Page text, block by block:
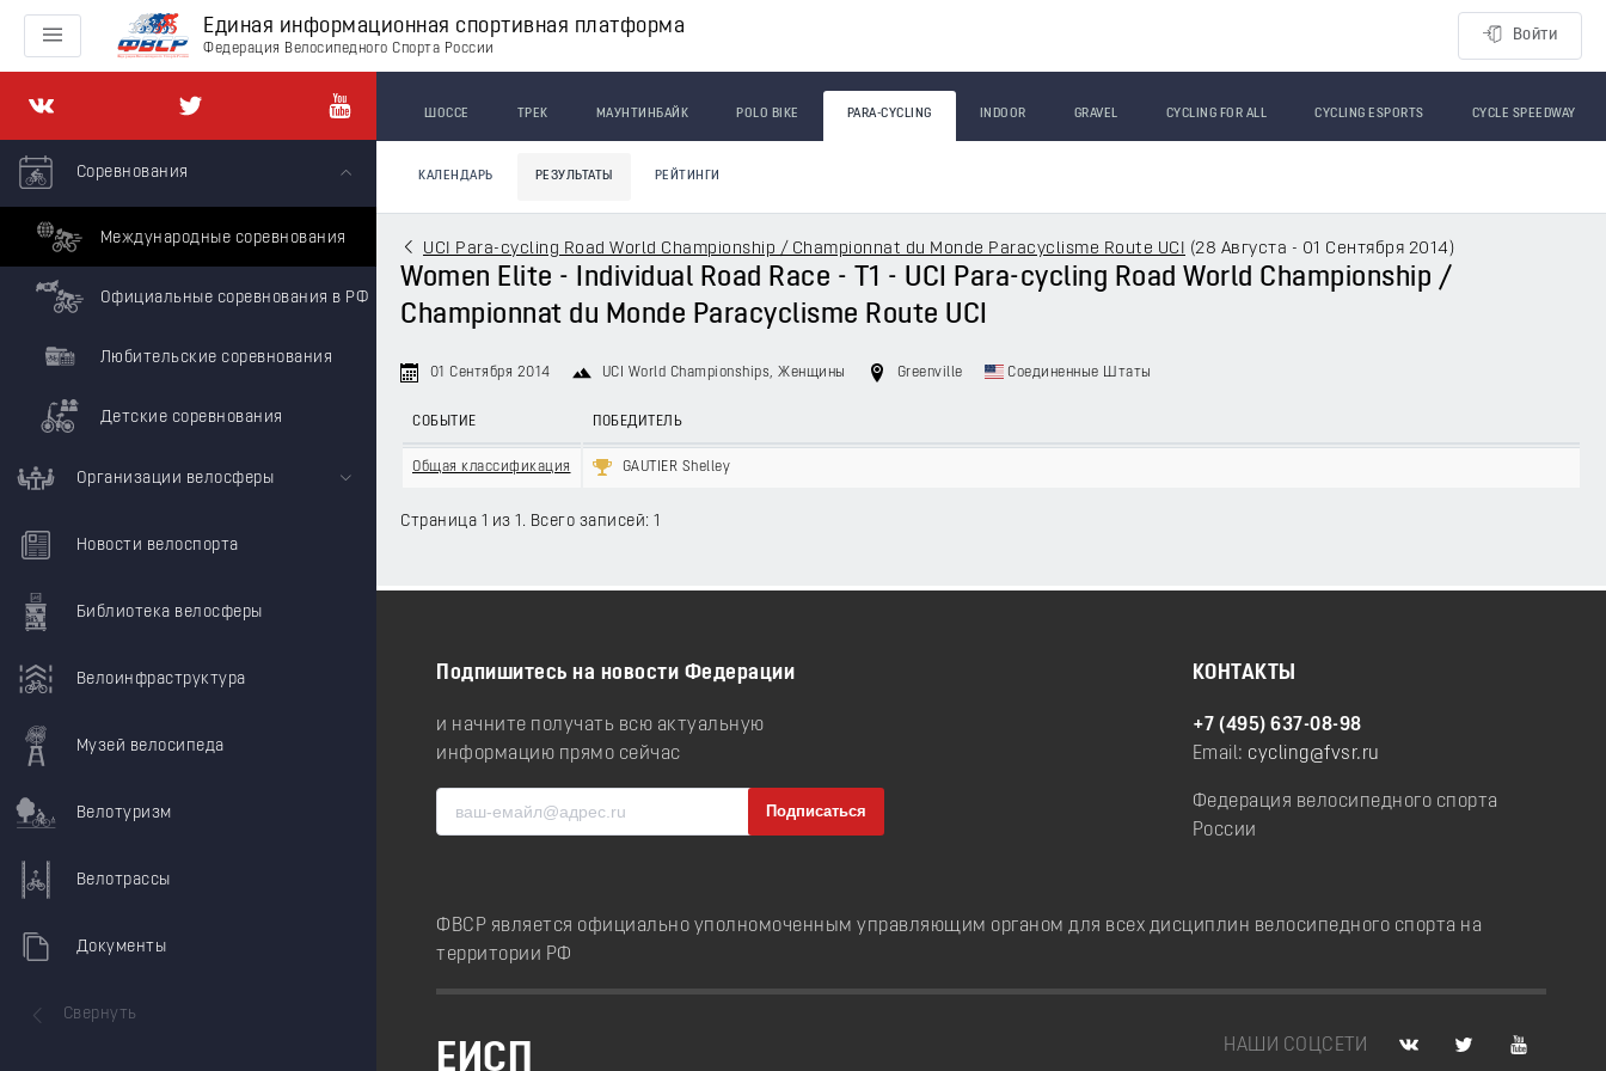
Единая информационная спортивная платформа
Федерация Велосипедного Спорта России
Войти
Соревнования
Международные соревнования
Официальные соревнования в РФ
Любительские соревнования
Детские соревнования
Организации велосферы
Новости велоспорта
Библиотека велосферы
Велоинфраструктура
Музей велосипеда
Велотуризм
Велотрассы
Документы
Свернуть
ШОССЕ ТРЕК МАУНТИНБАЙК POLO BIKE PARA-CYCLING INDOOR GRAVEL CYCLING FOR ALL CYCLING ESPORTS CYCLE SPEEDWAY
КАЛЕНДАРЬ РЕЗУЛЬТАТЫ РЕЙТИНГИ
UCI Para-cycling Road World Championship / Championnat du Monde Paracyclisme Route UCI (28 Августа - 01 Сентября 2014 )
Women Elite - Individual Road Race - T1 - UCI Para-cycling Road World Championship /
Championnat du Monde Paracyclisme Route UCI
01 Сентября 2014 UCI World Championships, Женщины Greenville Соединенные Штаты
СОБЫТИЕ ПОБЕДИТЕЛЬ
Общая классификация GAUTIER Shelley
Страница 1 из 1. Всего записей: 1
Подпишитесь на новости Федерации
и начните получать всю актуальную
информацию прямо сейчас
КОНТАКТЫ
+7 (495) 637-08-98
Email: cycling@fvsr.ru
Федерация велосипедного спорта
России
ФВСР является официально уполномоченным управляющим органом для всех дисциплин велосипедного спорта на
территории РФ
НАШИ СОЦСЕТИ
ЕИСП